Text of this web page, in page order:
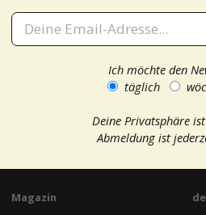
Ich möchte den
täglich
Deine Privatsphäre
Abmeldung ist
Magazin